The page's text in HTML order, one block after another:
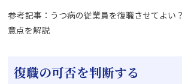
参考記事：うつ病の従業員を復職させてよい
意点を解説
復職の可否を判断する